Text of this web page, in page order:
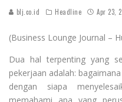
blj.co.id Headline Apr 23,
(Business Lounge Journal –
Dua hal terpenting yang
pekerjaan adalah:
dengan siapa